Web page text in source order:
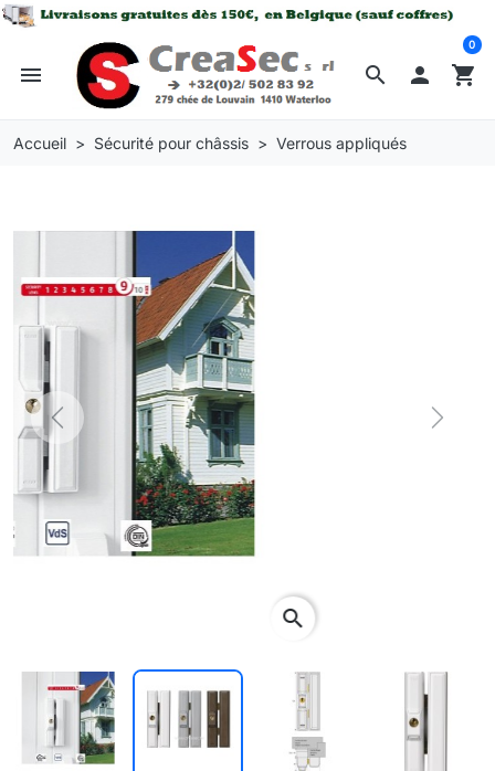
search
menu  shopping_cart
0
Accueil Sécurité pour châssis Verrous appliqués
Previous Next